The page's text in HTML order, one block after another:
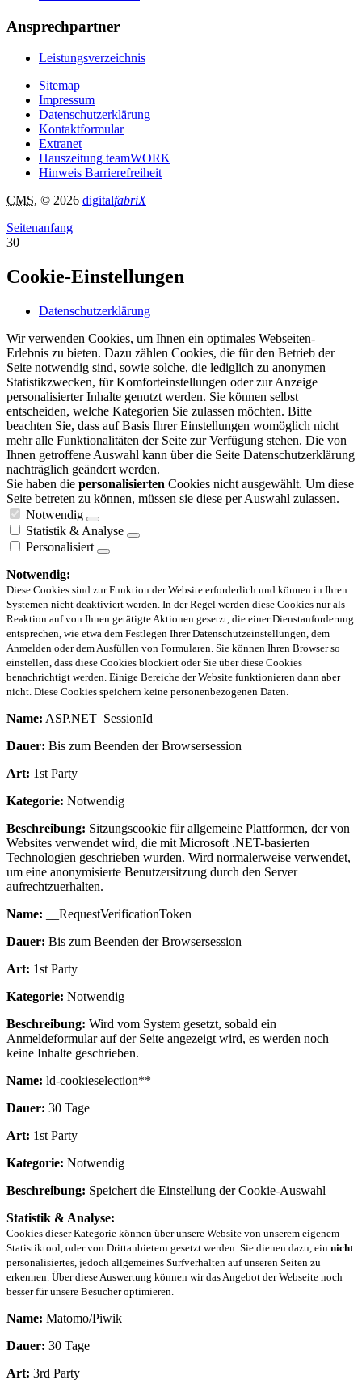
Ansprechpartner
Leistungsverzeichnis
Sitemap
Impressum
Datenschutzerklärung
Kontaktformular
Extranet
Hauszeitung teamWORK
Hinweis Barrierefreiheit
CMS, © 2026 digitalfabriX
Seitenanfang
30
Cookie-Einstellungen
Datenschutzerklärung
Wir verwenden Cookies, um Ihnen ein optimales Webseiten-
Erlebnis zu bieten. Dazu zählen Cookies, die für den Betrieb der
Seite notwendig sind, sowie solche, die lediglich zu anonymen
Statistikzwecken, für Komforteinstellungen oder zur Anzeige
personalisierter Inhalte genutzt werden. Sie können selbst
entscheiden, welche Kategorien Sie zulassen möchten. Bitte
beachten Sie, dass auf Basis Ihrer Einstellungen womöglich nicht
mehr alle Funktionalitäten der Seite zur Verfügung stehen. Die von
Ihnen getroffene Auswahl kann über die Seite Datenschutzerklärung
nachträglich geändert werden.
Sie haben die personalisierten Cookies nicht ausgewählt. Um diese
Seite betreten zu können, müssen sie diese per Auswahl zulassen.
Notwendig
Statistik & Analyse
Personalisiert
Notwendig:
Diese Cookies sind zur Funktion der Website erforderlich und können in Ihren
Systemen nicht deaktiviert werden. In der Regel werden diese Cookies nur als
Reaktion auf von Ihnen getätigte Aktionen gesetzt, die einer Dienstanforderung
entsprechen, wie etwa dem Festlegen Ihrer Datenschutzeinstellungen, dem
Anmelden oder dem Ausfüllen von Formularen. Sie können Ihren Browser so
einstellen, dass diese Cookies blockiert oder Sie über diese Cookies
benachrichtigt werden. Einige Bereiche der Website funktionieren dann aber
nicht. Diese Cookies speichern keine personenbezogenen Daten.
Name: ASP.NET_SessionId
Dauer: Bis zum Beenden der Browsersession
Art: 1st Party
Kategorie: Notwendig
Beschreibung: Sitzungscookie für allgemeine Plattformen, der von
Websites verwendet wird, die mit Microsoft .NET-basierten
Technologien geschrieben wurden. Wird normalerweise verwendet,
um eine anonymisierte Benutzersitzung durch den Server
aufrechtzuerhalten.
Name: __RequestVerificationToken
Dauer: Bis zum Beenden der Browsersession
Art: 1st Party
Kategorie: Notwendig
Beschreibung: Wird vom System gesetzt, sobald ein
Anmeldeformular auf der Seite angezeigt wird, es werden noch
keine Inhalte geschrieben.
Name: ld-cookieselection**
Dauer: 30 Tage
Art: 1st Party
Kategorie: Notwendig
Beschreibung: Speichert die Einstellung der Cookie-Auswahl
Statistik & Analyse:
Cookies dieser Kategorie können über unsere Website von unserem eigenem
Statistiktool, oder von Drittanbietern gesetzt werden. Sie dienen dazu, ein nicht
personalisiertes, jedoch allgemeines Surfverhalten auf unseren Seiten zu
erkennen. Über diese Auswertung können wir das Angebot der Webseite noch
besser für unsere Besucher optimieren.
Name: Matomo/Piwik
Dauer: 30 Tage
Art: 3rd Party